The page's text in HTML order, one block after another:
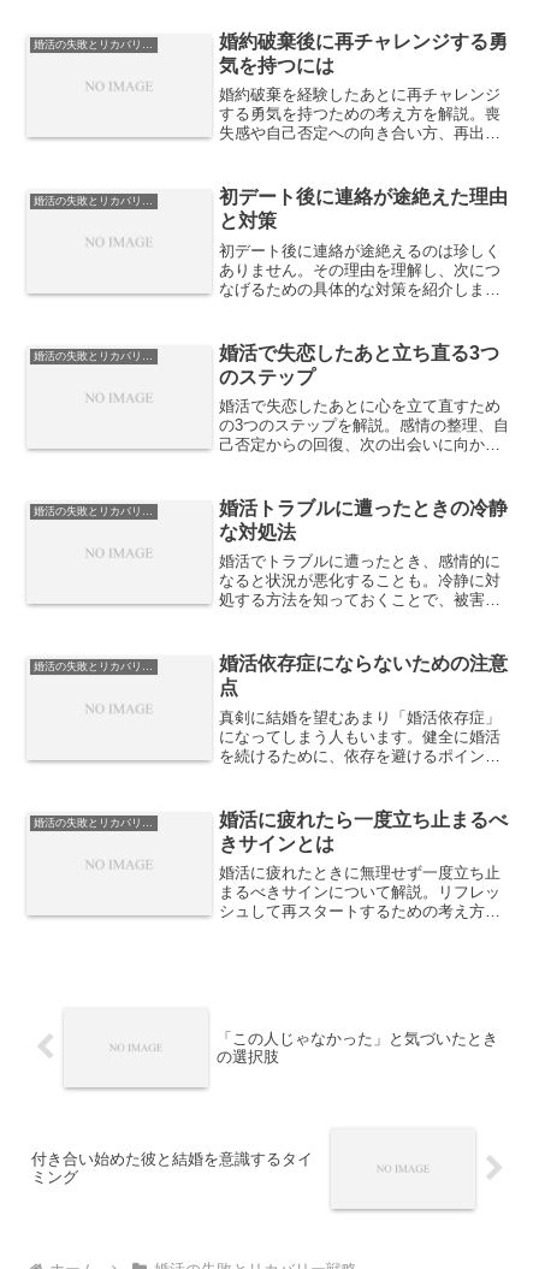
婚活の失敗とリカバリー戦略
婚約破棄後に再チャレンジする勇
気を持つには
婚約破棄を経験したあとに再チャレンジ
する勇気を持つための考え方を解説。喪
失感や自己否定への向き合い方、再出発
初デート後に連絡が途絶えた理由
と対策
初デート後に連絡が途絶えるのは珍しく
ありません。その理由を理解し、次につ
なげるための具体的な対策を紹介しま
婚活で失恋したあと立ち直る3つ
のステップ
婚活で失恋したあとに心を立て直すため
の3つのステップを解説。感情の整理、自
己否定からの回復、次の出会いに向かう
婚活の失敗とリカバリー戦略
婚活トラブルに遭ったときの冷静
な対処法
婚活でトラブルに遭ったとき、感情的に
なると状況が悪化することも。冷静に対
処する方法を知っておくことで、被害を
婚活の失敗とリカバリー戦略
婚活依存症にならないための注意
点
真剣に結婚を望むあまり「婚活依存症」
になってしまう人もいます。健全に婚活
を続けるために、依存を避けるポイント
婚活に疲れたら一度立ち止まるべ
きサインとは
婚活に疲れたときに無理せず一度立ち止
まるべきサインについて解説。リフレッ
シュして再スタートするための考え方と
「この人じゃなかった」と気づいたとき
の選択肢
付き合い始めた彼と結婚を意識するタイ
ミング